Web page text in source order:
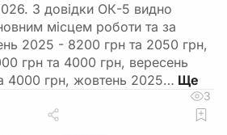
З довідки ОК-5 видно
місцем роботи та за
2025 - 8200 грн та 2050 грн,
грн та 4000 грн, вересень
4000 грн, жовтень 2025…
3